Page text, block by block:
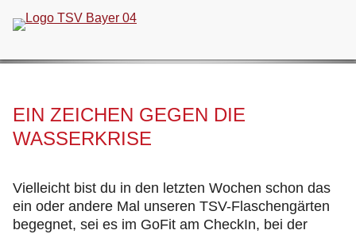
überspringen
EIN ZEICHEN GEGEN DIE
WASSERKRISE
Vielleicht bist du in den letzten Wochen schon das
ein oder andere Mal unseren TSV-Flaschengärten
begegnet, sei es im GoFit am CheckIn, bei der